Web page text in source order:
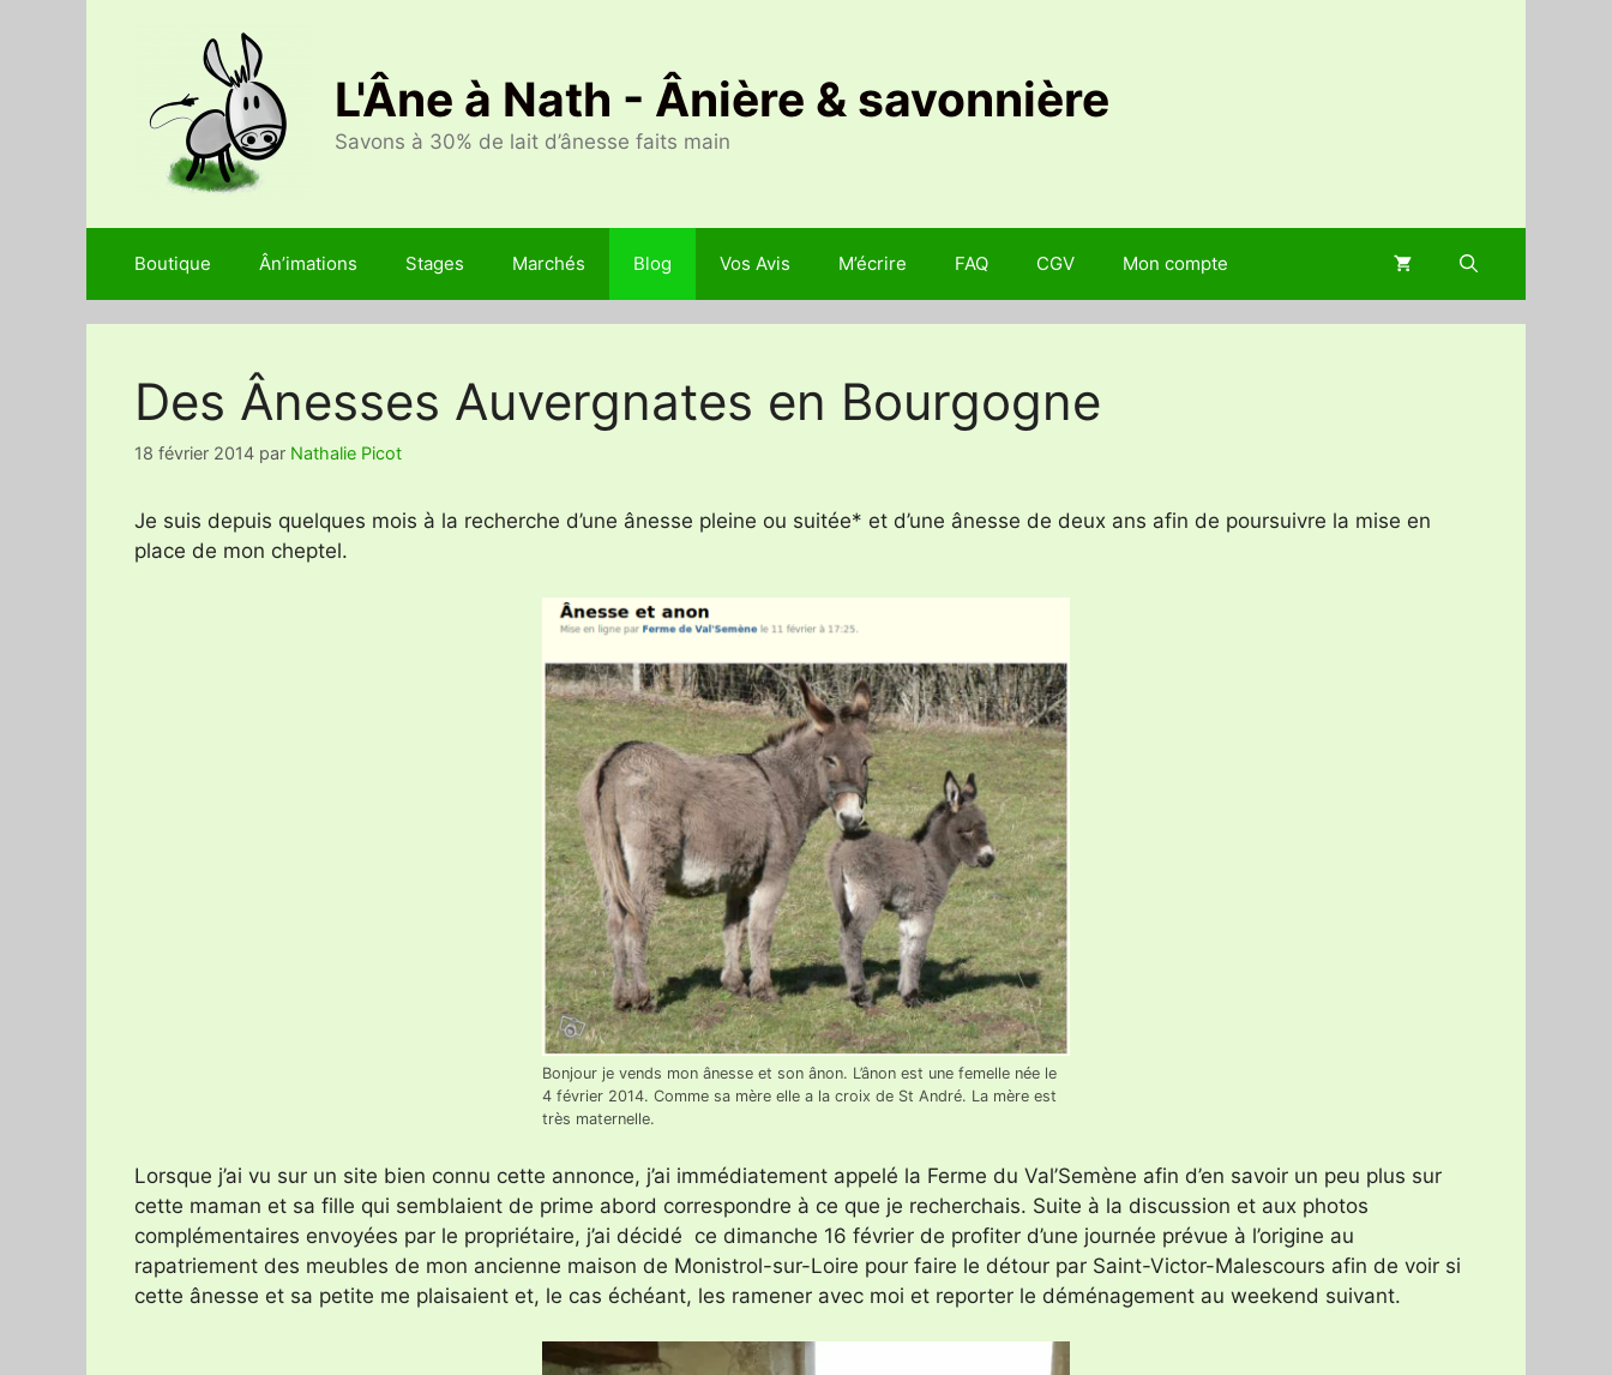
L'Âne à Nath - Ânière & savonnière
Savons à 30% de lait d’ânesse faits main
Boutique Ân’imations Stages Marchés Blog Vos Avis M’écrire FAQ CGV Mon compte
Des Ânesses Auvergnates en Bourgogne
18 février 2014 par Nathalie Picot
Je suis depuis quelques mois à la recherche d’une ânesse pleine ou suitée* et d’une ânesse de deux ans afin de poursuivre la mise en
place de mon cheptel.
Bonjour je vends mon ânesse et son ânon. L’ânon est une femelle née le
4 février 2014. Comme sa mère elle a la croix de St André. La mère est
très maternelle.
Lorsque j’ai vu sur un site bien connu cette annonce, j’ai immédiatement appelé la Ferme du Val’Semène afin d’en savoir un peu plus sur
cette maman et sa fille qui semblaient de prime abord correspondre à ce que je recherchais. Suite à la discussion et aux photos
complémentaires envoyées par le propriétaire, j’ai décidé ce dimanche 16 février de profiter d’une journée prévue à l’origine au
rapatriement des meubles de mon ancienne maison de Monistrol-sur-Loire pour faire le détour par Saint-Victor-Malescours afin de voir si
cette ânesse et sa petite me plaisaient et, le cas échéant, les ramener avec moi et reporter le déménagement au weekend suivant.